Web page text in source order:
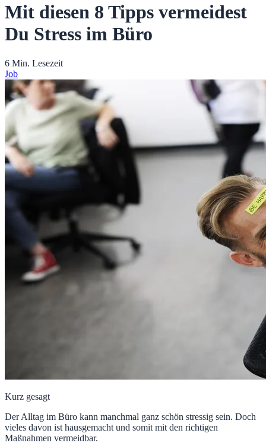
Mit diesen 8 Tipps vermeidest
Du Stress im Büro
6 Min. Lesezeit
Job
Kurz gesagt
Der Alltag im Büro kann manchmal ganz schön stressig sein. Doch
vieles davon ist hausgemacht und somit mit den richtigen
Maßnahmen vermeidbar.